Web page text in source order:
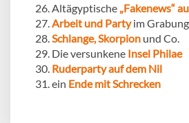
Altägyptische „Fakenews“
Arbeit und Partyim
Schlange, Skorpion und Co.
Die versunkene Insel Philae
Ruderparty auf dem Nil
ein Ende mit Schrecken